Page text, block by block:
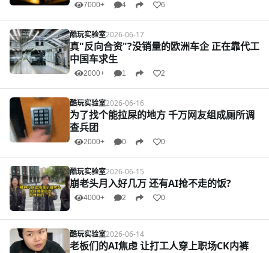
7000+ 4 6
酷玩实验室2026-06-17
真"反向合资"?没销量的欧洲车企 正在靠代工
中国车求生
2000+ 1 2
酷玩实验室2026-06-16
为了找个能拉屎的地方 千万网友组成厕所调
查兵团
2000+ 0 0
酷玩实验室2026-06-15
崩老头月入好几万 还有AI抢不走的饭?
4000+ 2 0
酷玩实验室2026-06-14
老板们的AI焦虑 让打工人穿上职场CK内裤